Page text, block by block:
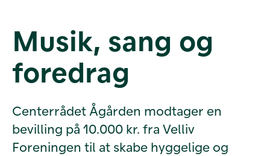
Værktøjer
og viden
Om Velliv
Foreningen
Musik, sang og
foredrag
Centerrådet Ågården modtager en
bevilling på 10.000 kr. fra Velliv
Foreningen til at skabe hyggelige og